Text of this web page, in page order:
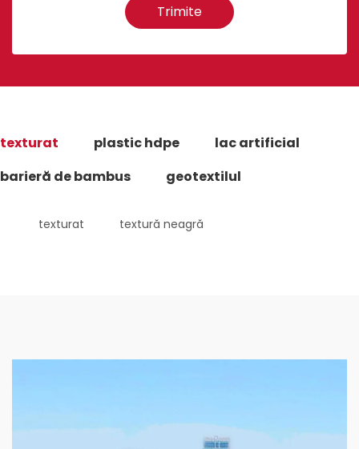
Trimite
texturat plastic hdpe
lac artificial
barieră de bambus
geotextilul
texturat textură neagră